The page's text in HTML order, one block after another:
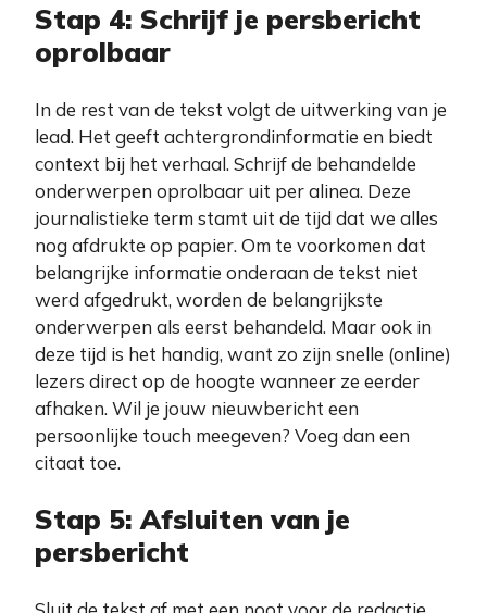
Stap 4: Schrijf je persbericht
oprolbaar
In de rest van de tekst volgt de uitwerking van je
lead. Het geeft achtergrondinformatie en biedt
context bij het verhaal. Schrijf de behandelde
onderwerpen oprolbaar uit per alinea. Deze
journalistieke term stamt uit de tijd dat we alles
nog afdrukte op papier. Om te voorkomen dat
belangrijke informatie onderaan de tekst niet
werd afgedrukt, worden de belangrijkste
onderwerpen als eerst behandeld. Maar ook in
deze tijd is het handig, want zo zijn snelle (online)
lezers direct op de hoogte wanneer ze eerder
afhaken. Wil je jouw nieuwbericht een
persoonlijke touch meegeven? Voeg dan een
citaat toe.
Stap 5: Afsluiten van je
persbericht